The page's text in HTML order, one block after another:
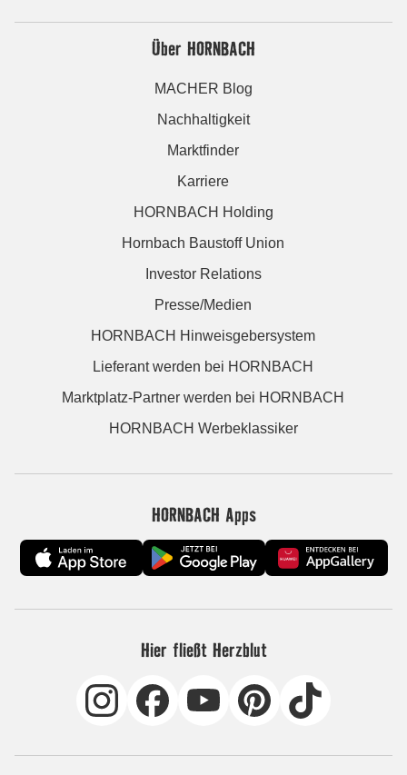
Über HORNBACH
MACHER Blog
Nachhaltigkeit
Marktfinder
Karriere
HORNBACH Holding
Hornbach Baustoff Union
Investor Relations
Presse/Medien
HORNBACH Hinweisgebersystem
Lieferant werden bei HORNBACH
Marktplatz-Partner werden bei HORNBACH
HORNBACH Werbeklassiker
HORNBACH Apps
Hier fließt Herzblut